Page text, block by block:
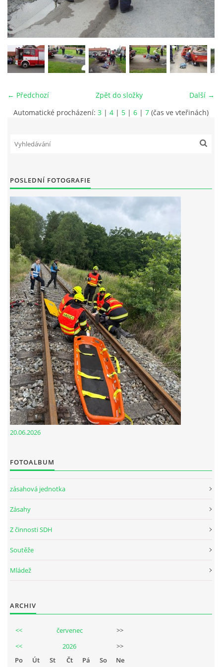
MLÁDEŽ
NAHLÁŠENÍ PÁLENÍ
DOTACE
KONTAKT
© 2026 eStránky.cz
← Předchozí Další →
Zpět do složky
Automatické procházení: 3 | 4 | 5 | 6 | 7 (čas ve vteřinách)
POSLEDNÍ FOTOGRAFIE
20.06.2026
FOTOALBUM
zásahová jednotka
Zásahy
Z činnosti SDH
Soutěže
Mládež
ARCHIV
<< červenec
>>
<<
2026
>>
Po
Út St Čt Pá So Ne